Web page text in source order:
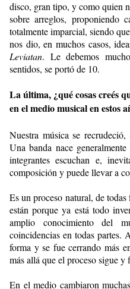
disco, gran tipo, y como quien
sobre arreglos, proponiendo
totalmente imparcial, siendo
nos dio, en muchos casos,
Leviatan. Le debemos
sentidos, se portó de 10.
La última, ¿qué cosas creés
en el medio musical en estos
Nuestra música se
Una banda nace
integrantes escuchan e,
composición y puede llevar a
Es un proceso natural, de
están porque ya está todo
amplio conocimiento del
coincidencias en todas
forma y se fue cerrando más
más allá que el proceso sigue
En el medio cambiaron